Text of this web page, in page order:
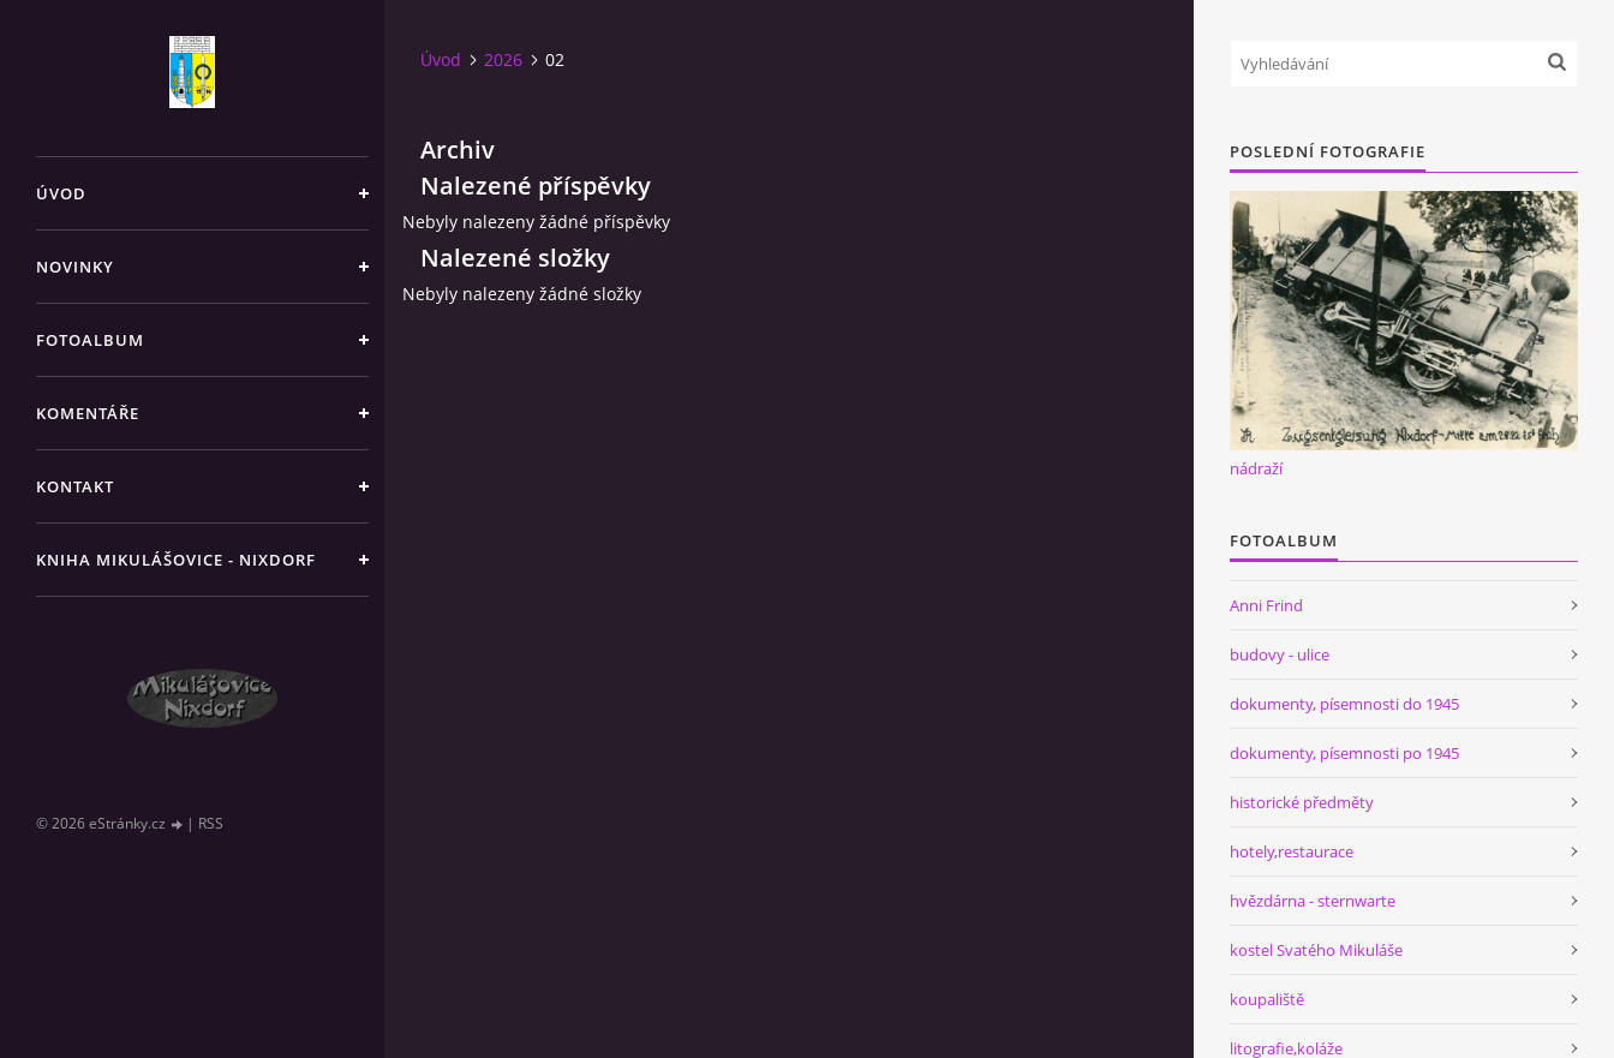
ÚVOD
NOVINKY
FOTOALBUM
KOMENTÁŘE
KONTAKT
KNIHA MIKULÁŠOVICE - NIXDORF
© 2026 eStránky.cz | RSS
Úvod 2026 02
Archiv
Nalezené příspěvky
Nebyly nalezeny žádné příspěvky
Nalezené složky
Nebyly nalezeny žádné složky
POSLEDNÍ FOTOGRAFIE
nádraží
FOTOALBUM
Anni Frind
budovy - ulice
dokumenty, písemnosti do 1945
dokumenty, písemnosti po 1945
historické předměty
hotely,restaurace
hvězdárna - sternwarte
kostel Svatého Mikuláše
koupaliště
litografie,koláže